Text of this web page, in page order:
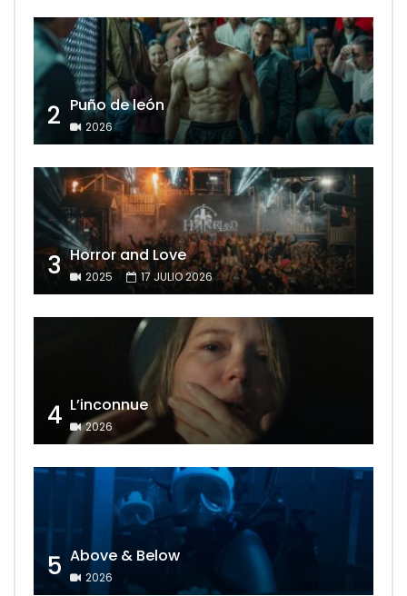
2 Puño de león
2026
3 Horror and Love
2025 17 JULIO 2026
4 L’inconnue
2026
5 Above & Below
2026